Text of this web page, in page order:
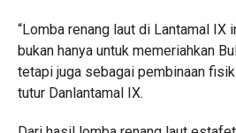
“Lomba renang laut di Lantamal IX
bukan hanya untuk memeriahkan
tetapi juga sebagai pembinaan fisik
tutur Danlantamal IX.